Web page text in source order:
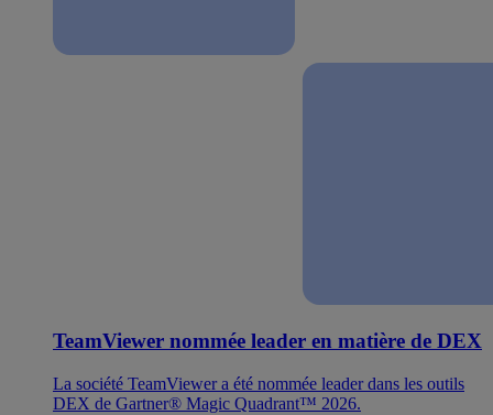
TeamViewer nommée leader en matière de DEX
La société TeamViewer a été nommée leader dans les outils
DEX de Gartner® Magic Quadrant™ 2026.